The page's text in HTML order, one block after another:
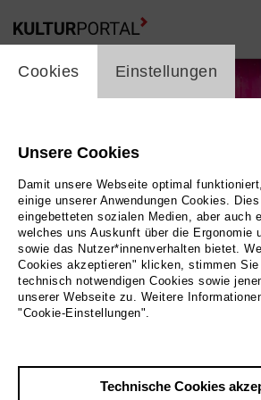
cookie_layer
Cookies Einstellungen
Unsere Cookies
Damit unsere Webseite optimal
einige unserer Anwendungen Cookies.
eingebetteten sozialen Medien, aber auch
welches uns Auskunft über die Ergonomie
sowie das Nutzer*innenverhalten bietet.
Cookies akzeptieren" klicken, stimmen Sie
technisch notwendigen Cookies sowie
unserer Webseite zu. Weitere
"Cookie-Einstellungen".
Technische Cookies